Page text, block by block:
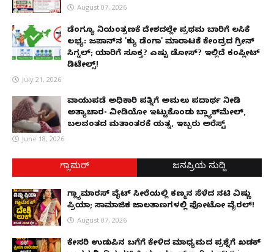
August 07, 2026
ಡೆಂಗ್ಯೂ ನಿಯಂತ್ರಣಕ್ಕೆ ದೇಶದಲ್ಲೇ ಪ್ರಥಮ ಬಾರಿಗೆ ಲಸಿಕೆ
ಲಭ್ಯ: ಜಪಾನ್‌ನ 'ಕ್ಯು ಡೆಂಗಾ' ಮಾರಾಟಕ್ಕೆ ಕೇಂದ್ರದ ಗ್ರೀನ್
ಸಿಗ್ನಲ್; ಯಾರಿಗೆ ಸೂಕ್ತ? ಎಷ್ಟು ಡೋಸ್? ಇಲ್ಲಿದೆ ಕಂಪ್ಲೀಟ್
ಡಿಟೇಲ್ಸ್!
July 21, 2026
ವಾಯುಪಡೆ ಅಧಿಕಾರಿ ಪತ್ನಿಗೆ ಅಮಲು ಪದಾರ್ಥ ನೀಡಿ
ಅತ್ಯಾಚಾರ- ವೀಡಿಯೋ ಇಟ್ಟುಕೊಂಡು ಬ್ಲ್ಯಾಕ್‌ಮೇಲ್,
ಬಲವಂತದ ಮತಾಂತರಕ್ಕೆ ಯತ್ನ, ಇಬ್ಬರು ಅರೆಸ್ಟ್
June 18, 2026
ಗ್ಲಾಮರ್ ಜನಪ್ರಿಯ ಸುದ್ದಿ
ಗ್ಲ್ಯಾಮಾರಸ್ ವೈಟ್‌ ಸೀರೆಯಲ್ಲಿ ಕಣ್ಮನ ಸೆಳೆದ ನಟಿ ವಿಷ್ಣು
ಪ್ರಿಯಾ; ಸಾಮಾಜಿಕ ಜಾಲತಾಣಗಳಲ್ಲಿ ಫೋಟೋ ವೈರಲ್!
August 07, 2026
ಕೇಸರಿ ಉಡುಪಿನ ಬಗೆಗೆ ಕೇಳಿದ ಮಾಧ್ಯಮದ ಪ್ರಶ್ನೆಗೆ ಖಡಕ್